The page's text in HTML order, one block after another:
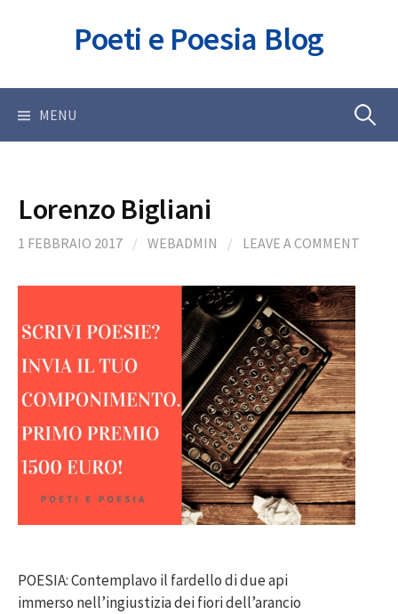
Poeti e Poesia Blog
MENU Ricerca
Lorenzo Bigliani
1 FEBBRAIO 2017 / WEBADMIN / LEAVE A COMMENT
POESIA: Contemplavo il fardello di due api
immerso nell’ingiustizia dei fiori dell’arancio